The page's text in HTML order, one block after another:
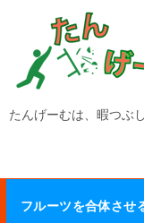
たんげーむは、暇つぶ
フルーツを合体させ